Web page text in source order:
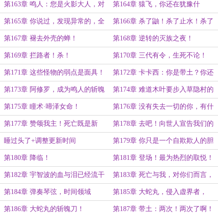
第163章 鸣人：您是火影大人，对
吗？
第164章 猿飞，你还在犹豫什
么？！
第165章 你说过，发现异常的，全
部杀死
第166章 杀了鼬！杀了止水！杀了
他们！
第167章 褪去外壳的蝉！ 第168章 逆转的灭族之夜！
第169章 拦路者！杀！ 第170章 三代有令，生死不论！
第171章 这些怪物的弱点是面具！ 第172章 卡卡西：你是带土？你还
活着？！
第173章 阿修罗，成为鸣人的斩魄
刀吧
第174章 难道木叶要步入草隐村的
后尘吗？
第175章 瞳术·啼泽女命！ 第176章 没有失去一切的你，有什
么资格教训我？！
第177章 赞颂我主！死亡既是新
生！
第178章 去吧！向世人宣告我们的
存在！
睡过头了+调整更新时间 第179章 你只是一个自欺欺人的胆
小鬼
第180章 降临！ 第181章 登场！最为热烈的取悦！
第182章 宇智波的血与泪已经流干
了
第183章 死亡与我，对你们而言，
是同一个含义
第184章 弹奏琴弦，时间领域 第185章 大蛇丸，侵入虚界者，
死！
第186章 大蛇丸的斩魄刀！ 第187章 带土：两次！两次了啊！